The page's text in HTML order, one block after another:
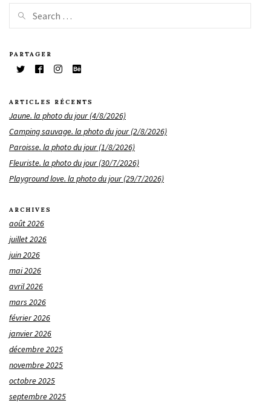
PARTAGER
ARTICLES RÉCENTS
Jaune. la photo du jour (4/8/2026)
Camping sauvage. la photo du jour (2/8/2026)
Paroisse. la photo du jour (1/8/2026)
Fleuriste. la photo du jour (30/7/2026)
Playground love. la photo du jour (29/7/2026)
ARCHIVES
août 2026
juillet 2026
juin 2026
mai 2026
avril 2026
mars 2026
février 2026
janvier 2026
décembre 2025
novembre 2025
octobre 2025
septembre 2025